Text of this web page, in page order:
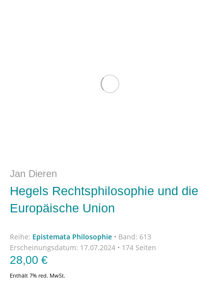
Jan Dieren
Hegels Rechtsphilosophie und die
Europäische Union
Reihe: Epistemata Philosophie • Band: 613
Erscheinungsdatum: 17.07.2024 • 174 Seiten
28,00 €
Enthält 7% red. MwSt.